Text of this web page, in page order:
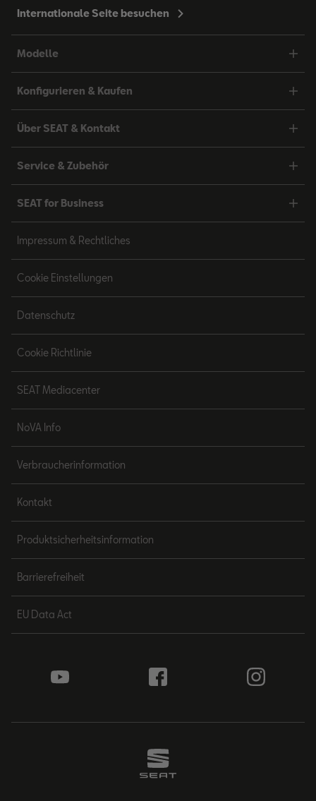
Internationale Seite besuchen
Modelle
Konfigurieren & Kaufen
Über SEAT & Kontakt
Service & Zubehör
SEAT for Business
Impressum & Rechtliches
Cookie Einstellungen
Datenschutz
Cookie Richtlinie
SEAT Mediacenter
NoVA Info
Verbraucherinformation
Kontakt
Produktsicherheitsinformation
Barrierefreiheit
EU Data Act